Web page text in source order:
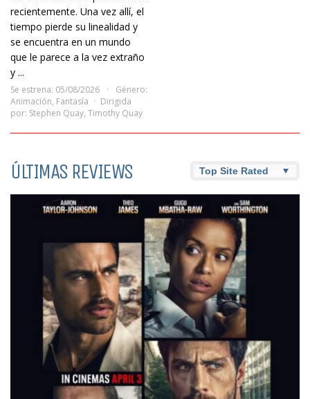
recientemente. Una vez allí, el
tiempo pierde su linealidad y
se encuentra en un mundo
que le parece a la vez extraño
y ...
Se estrena: 05/08/2026
Género:
Animación, Fantasía
Dirigida
por: Stephen Quay, Timothy Quay
ÚLTIMAS REVIEWS